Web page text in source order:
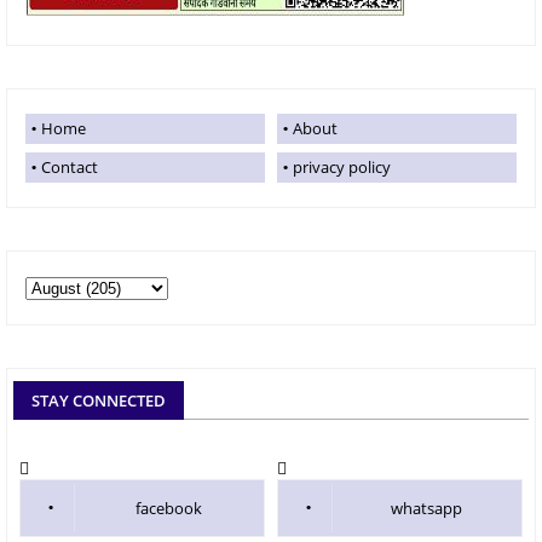
Home
About
Contact
privacy policy
STAY CONNECTED
facebook whatsapp